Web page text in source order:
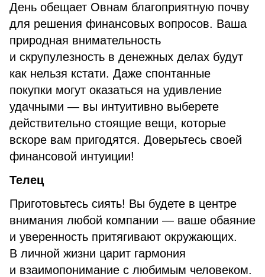
День обещает Овнам благоприятную почву
для решения финансовых вопросов. Ваша
природная внимательность
и скрупулезность в денежных делах будут
как нельзя кстати. Даже спонтанные
покупки могут оказаться на удивление
удачными — вы интуитивно выберете
действительно стоящие вещи, которые
вскоре вам пригодятся. Доверьтесь своей
финансовой интуиции!
Телец
Приготовьтесь сиять! Вы будете в центре
внимания любой компании — ваше обаяние
и уверенность притягивают окружающих.
В личной жизни царит гармония
и взаимопонимание с любимым человеком.